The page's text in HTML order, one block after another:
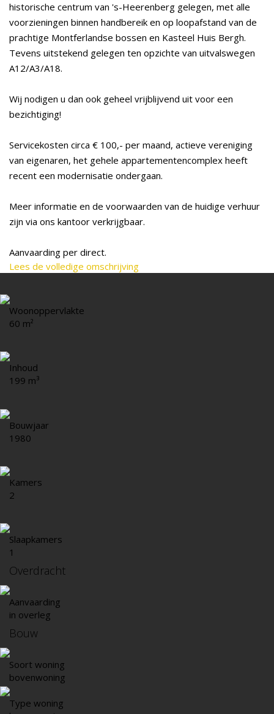
historische centrum van 's-Heerenberg gelegen, met alle
voorzieningen binnen handbereik en op loopafstand van de
prachtige Montferlandse bossen en Kasteel Huis Bergh.
Tevens uitstekend gelegen ten opzichte van uitvalswegen
A12/A3/A18.
Wij nodigen u dan ook geheel vrijblijvend uit voor een
bezichtiging!
Servicekosten circa € 100,- per maand, actieve vereniging
van eigenaren, het gehele appartementencomplex heeft
recent een modernisatie ondergaan.
Meer informatie en de voorwaarden van de huidige verhuur
zijn via ons kantoor verkrijgbaar.
Aanvaarding per direct.
Lees de volledige omschrijving
Woonoppervlakte
60 m²
Inhoud
199 m³
Bouwjaar
1980
Kamers
2
Slaapkamers
1
Overdracht
Aanvaarding
in overleg
Bouw
Soort woning
bovenwoning
Type woning